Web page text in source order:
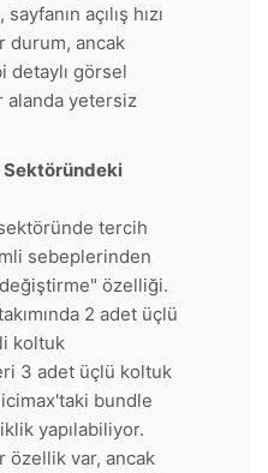
açılış hızı
durum, ancak
detaylı görsel
alanda yetersiz
tercih
sebeplerinden
özelliği.
2 adet üçlü
koltuk
3 adet üçlü koltuk
bundle
yapılabiliyor.
özellik var, ancak